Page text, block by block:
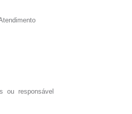
ou responsável